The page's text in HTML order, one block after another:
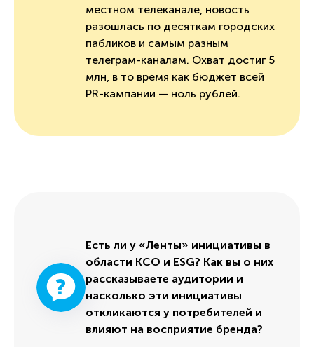
местном телеканале, новость
разошлась по десяткам городских
пабликов и самым разным
телеграм-каналам. Охват достиг 5
млн, в то время как бюджет всей
PR-кампании — ноль рублей.
Есть ли у «Ленты» инициативы в
области КСО и ESG? Как вы о них
рассказываете аудитории и
насколько эти инициативы
откликаются у потребителей и
влияют на восприятие бренда?